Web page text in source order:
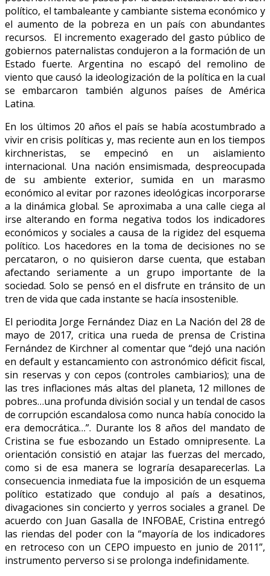
político, el tambaleante y cambiante sistema económico y
el aumento de la pobreza en un país con abundantes
recursos. El incremento exagerado del gasto público de
gobiernos paternalistas condujeron a la formación de un
Estado fuerte. Argentina no escapó del remolino de
viento que causó la ideologización de la política en la cual
se embarcaron también algunos países de América
Latina.
En los últimos 20 años el país se había acostumbrado a
vivir en crisis políticas y, mas reciente aun en los tiempos
kirchneristas, se empecinó en un aislamiento
internacional. Una nación ensimismada, despreocupada
de su ambiente exterior, sumida en un marasmo
económico al evitar por razones ideológicas incorporarse
a la dinámica global. Se aproximaba a una calle ciega al
irse alterando en forma negativa todos los indicadores
económicos y sociales a causa de la rigidez del esquema
político. Los hacedores en la toma de decisiones no se
percataron, o no quisieron darse cuenta, que estaban
afectando seriamente a un grupo importante de la
sociedad. Solo se pensó en el disfrute en tránsito de un
tren de vida que cada instante se hacía insostenible.
El periodita Jorge Fernández Diaz en La Nación del 28 de
mayo de 2017, critica una rueda de prensa de Cristina
Fernández de Kirchner al comentar que “dejó una nación
en default y estancamiento con astronómico déficit fiscal,
sin reservas y con cepos (controles cambiarios); una de
las tres inflaciones más altas del planeta, 12 millones de
pobres…una profunda división social y un tendal de casos
de corrupción escandalosa como nunca había conocido la
era democrática…”. Durante los 8 años del mandato de
Cristina se fue esbozando un Estado omnipresente. La
orientación consistió en atajar las fuerzas del mercado,
como si de esa manera se lograría desaparecerlas. La
consecuencia inmediata fue la imposición de un esquema
político estatizado que condujo al país a desatinos,
divagaciones sin concierto y yerros sociales a granel. De
acuerdo con Juan Gasalla de INFOBAE, Cristina entregó
las riendas del poder con la “mayoría de los indicadores
en retroceso con un CEPO impuesto en junio de 2011”,
instrumento perverso si se prolonga indefinidamente.